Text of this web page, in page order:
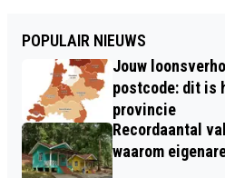
POPULAIR NIEUWS
Jouw
postcode: dit is
provincie
Recordaantal
waarom